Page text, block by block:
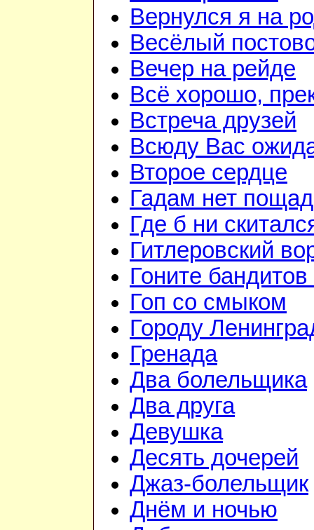
Вернулся я на
Весёлый
Вечер на рейде
Всё хорошо,
Встреча друзей
Всюду Вас
Второе сердце
Гадам нет
Где б ни
Гитлеровский
Гоните
Гоп со смыком
Городу
Гренада
Два болельщика
Два друга
Девушка
Десять дочерей
Джаз-болельщик
Днём и ночью